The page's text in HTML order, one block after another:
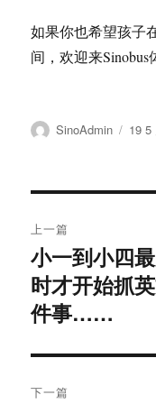
如果你也希望孩子
间，欢迎来Sinobus
作
SinoAdmin
发
19 5
章
导
航
上一篇
上
篇
文
小一到小四
时才开始抓
件事……
下一篇